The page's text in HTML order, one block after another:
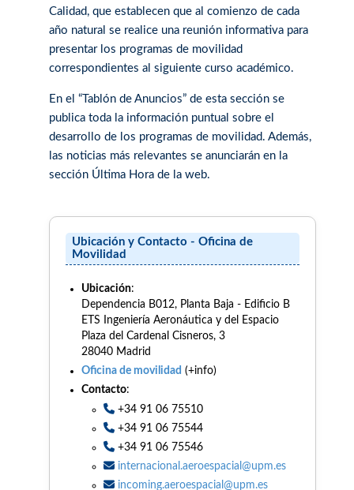
Calidad, que establecen que al comienzo de cada
año natural se realice una reunión informativa para
presentar los programas de movilidad
correspondientes al siguiente curso académico.
En el “Tablón de Anuncios” de esta sección se
publica toda la información puntual sobre el
desarrollo de los programas de movilidad. Además,
las noticias más relevantes se anunciarán en la
sección Última Hora de la web.
Ubicación y Contacto - Oficina de
Movilidad
Ubicación:
Dependencia B012, Planta Baja - Edificio B
ETS Ingeniería Aeronáutica y del Espacio
Plaza del Cardenal Cisneros, 3
28040 Madrid
Oficina de movilidad (+info)
Contacto:
+34 91 06 75510
+34 91 06 75544
+34 91 06 75546
internacional.aeroespacial@upm.es
incoming.aeroespacial@upm.es